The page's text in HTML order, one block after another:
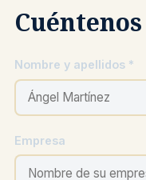
Nombre y apellidos *
Empresa